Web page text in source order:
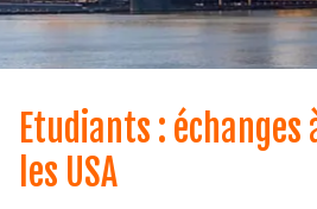
Etudiants :
les USA